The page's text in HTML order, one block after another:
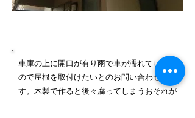
車庫の上に開口が有り雨で車が濡れてしまう
ので屋根を取付けたいとのお問い合わせで
す。木製で作ると後々腐ってしまうおそれが